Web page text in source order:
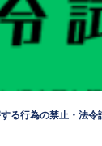
る行為の禁止・法